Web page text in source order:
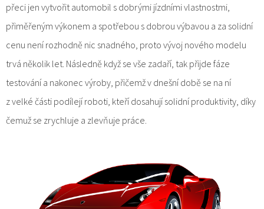
přeci jen vytvořit automobil s dobrými jízdními vlastnostmi,
přiměřeným výkonem a spotřebou s dobrou výbavou a za solidní
cenu není rozhodně nic snadného, proto vývoj nového modelu
trvá několik let. Následně když se vše zadaří, tak přijde fáze
testování a nakonec výroby, přičemž v dnešní době se na ní
z velké části podílejí roboti, kteří dosahují solidní produktivity, díky
čemuž se zrychluje a zlevňuje práce.